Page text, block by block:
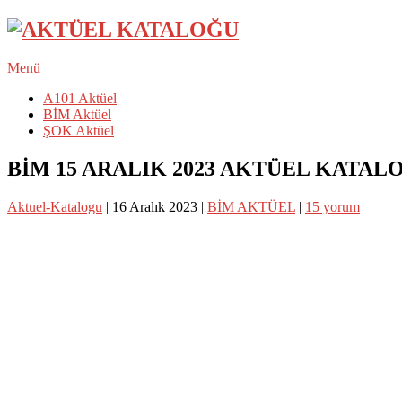
Menü
A101 Aktüel
BİM Aktüel
ŞOK Aktüel
BİM 15 ARALIK 2023 AKTÜEL
Aktuel-Katalogu | 16 Aralık 2023 | BİM AKTÜEL | 15 yorum